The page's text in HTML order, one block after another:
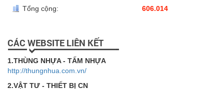
Tổng cộng:
606.014
CÁC WEBSITE LIÊN KẾT
1.THÙNG NHỰA - TẤM NHỰA
http://thungnhua.com.vn/
2.VẬT TƯ - THIẾT BỊ CN